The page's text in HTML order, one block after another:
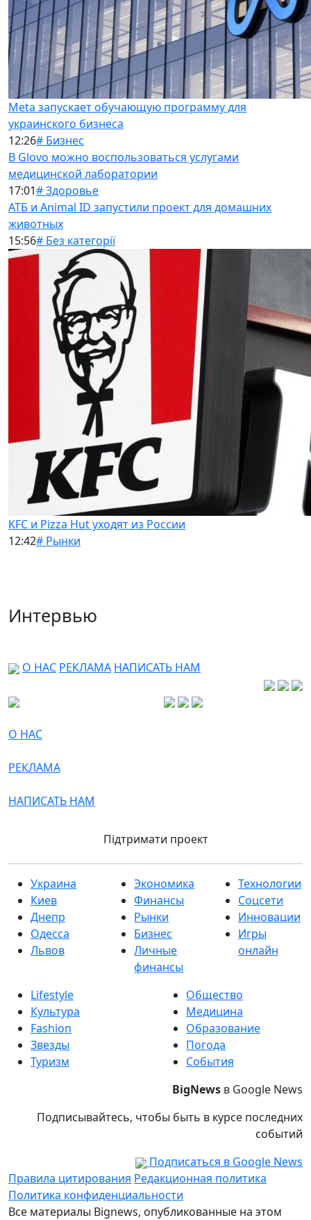
Meta запускает обучающую программу для
украинского бизнеса
12:26# Бизнес
В Glovo можно воспользоваться услугами
медицинской лаборатории
17:01# Здоровье
АТБ и Animal ID запустили проект для домашних
животных
15:56# Без категорії
KFC и Pizza Hut уходят из России
12:42# Рынки
Интервью
О НАС РЕКЛАМА НАПИСАТЬ НАМ
О НАС
РЕКЛАМА
НАПИСАТЬ НАМ
Підтримати проект
Украина
Киев
Днепр
Одесса
Львов
Экономика
Финансы
Рынки
Бизнес
Личные
финансы
Технологии
Соцсети
Инновации
Игры
онлайн
Lifestyle
Культура
Fashion
Звезды
Туризм
Общество
Медицина
Образование
Погода
События
BigNews в Google News
Подписывайтесь, чтобы быть в курсе последних
событий
Подписаться в Google News
Правила цитирования Редакционная политика
Политика конфиденциальности
Все материалы Bignews, опубликованные на этом